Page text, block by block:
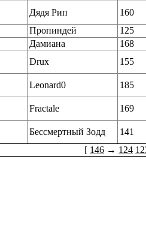
Дядя Рип
160
Пропиндей
125
Дамиана
168
Drux 155
Leonard0 185
Fractale 169
Бессмертный Зодд
141
[ 146 → 124